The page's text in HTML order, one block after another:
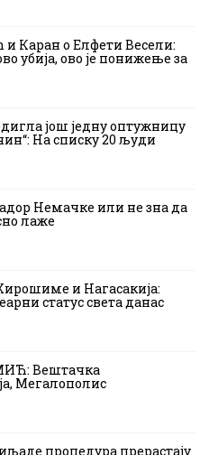
и Каран о Елфети Весели:
убија, ово је понижење за
још једну оптужницу
На списку 20 људи
Немачке или не зна да
лаже
и Нагасакија:
статус света данас
Вештачка
Мегалополис
процедура прерастају